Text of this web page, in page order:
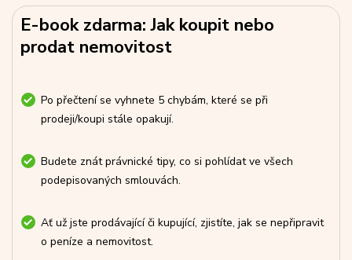
E-book zdarma: Jak koupit nebo
prodat nemovitost
Po přečtení se vyhnete 5 chybám, které se při
prodeji/koupi stále opakují.
Budete znát právnické tipy, co si pohlídat ve všech
podepisovaných smlouvách.
Ať už jste prodávající či kupující, zjistíte, jak se nepřipravit
o peníze a nemovitost.